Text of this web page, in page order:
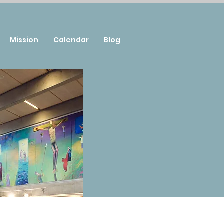
Mission Calendar Blog